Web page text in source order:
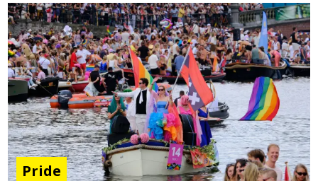
Pride